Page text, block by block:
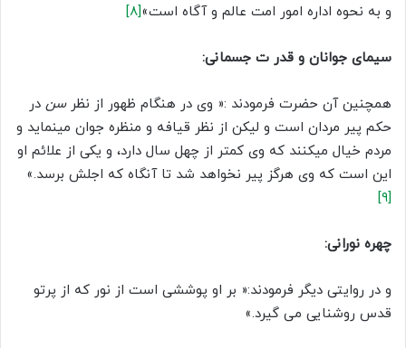
و به نحوه اداره امور امت عالم و آگاه است»[۸]
سیمای جوانان و قدر ت جسمانی:
همچنین آن حضرت فرمودند :« وى در هنگام ظهور از نظرسن در
حکم پیر مردان است و لیکن از نظر قیافه و منظره جوان مینماید و
مردم خیال میکنند که وى کمتر از چهل سال دارد، و یکى از علائم او
این است که وى هرگز پیر نخواهد شد تا آنگاه که اجلش برسد.»
[۹]
چهره نورانی:
و در روایتی دیگر فرمودند:« بر او پوششی است از نور که از پرتو
قدس روشنایی می گیرد.»